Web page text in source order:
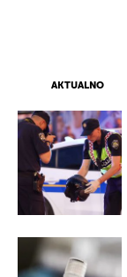
AKTUALNO